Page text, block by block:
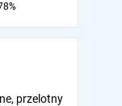
przelotny